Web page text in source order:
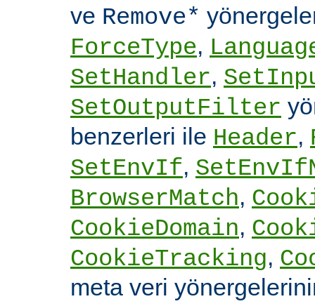
ve Remove*
ForceType,
SetHandler,
SetOutputFilter
benzerleri ile Header,
SetEnvIf,
BrowserMatch,
CookieDomain,
CookieTracking,
meta veri